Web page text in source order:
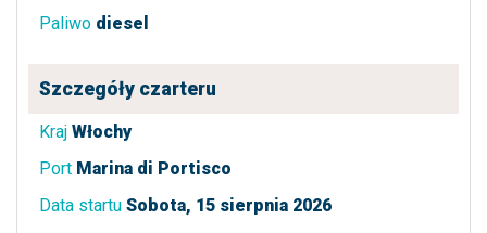
Paliwo diesel
Szczegóły czarteru
Kraj Włochy
Port Marina di Portisco
Data startu Sobota, 15 sierpnia 2026